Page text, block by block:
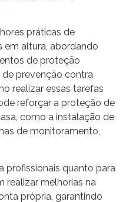
práticas de
em altura, abordando
de proteção
prevenção contra
realizar essas tarefas
reforçar a proteção de
como a instalação de
de monitoramento,
profissionais quanto para
realizar melhorias na
própria, garantindo